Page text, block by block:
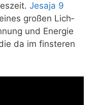
Jesa­ja 9
gro­ßen Lich­
und Ener­gie
da im fins­te­ren